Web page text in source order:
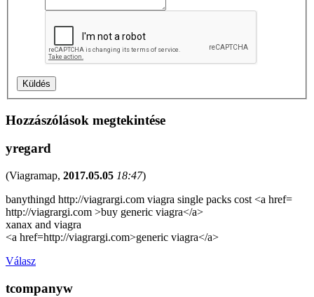
Hozzászólások megtekintése
yregard
(Viagramap, 2017.05.05 18:47)
banythingd http://viagrargi.com viagra single packs cost <a href=
http://viagrargi.com >buy generic viagra</a>
xanax and viagra
<a href=http://viagrargi.com>generic viagra</a>
Válasz
tcompanyw